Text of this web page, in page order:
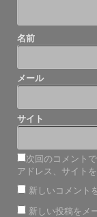
名前
メール
サイト
次回のコメント
アドレス、サイトを
新しいコメント
新しい投稿をメ